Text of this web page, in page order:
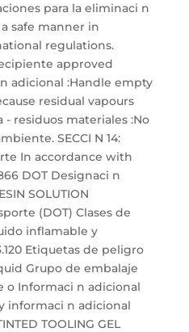
para la eliminaci n
safe manner in
regulations.
approved
adicional :Handle empty
residual vapours
- residuos materiales :No
SECCI N 14:
In accordance with
DOT Designaci n
SOLUTION
(DOT) Clases de
inflamable y
Etiquetas de peligro
Grupo de embalaje
o Informaci n adicional
informaci n adicional
TOOLING GEL